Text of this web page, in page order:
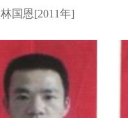
林国恩[2011年]